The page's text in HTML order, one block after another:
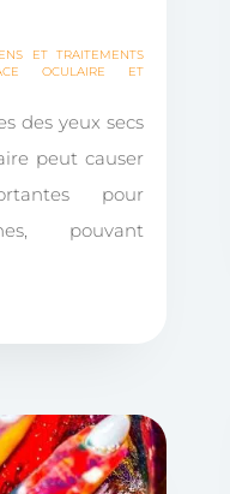
ET TRAITEMENTS
OCULAIRE ET
des yeux secs
peut causer
pour
pouvant